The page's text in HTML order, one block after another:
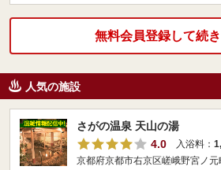
無料会員登録して続
人気の施設
さがの温泉 天山の湯
4.0
入浴料：
京都府京都市右京区嵯峨野宮ノ